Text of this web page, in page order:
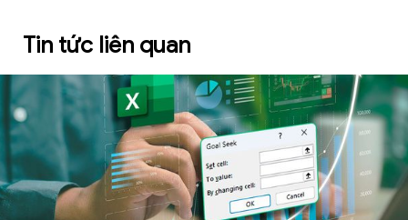
Tin tức liên quan